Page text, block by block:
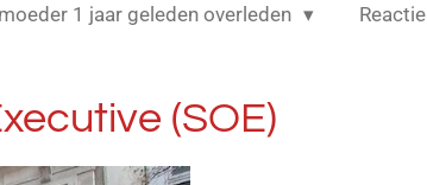
1 jaar geleden overleden Reactie
(SOE)